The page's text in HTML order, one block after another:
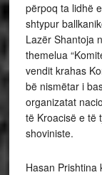
përpoq ta lidhë
shtypur
Lazër Shantoja
themelua
vendit krahas
bë nismëtar i
organizatat
të Kroacisë e të
shoviniste.
Hasan Prishtina